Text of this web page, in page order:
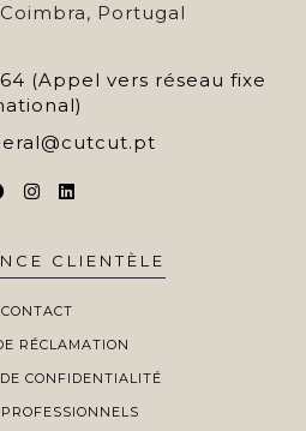
Portugal
(Appel vers réseau fixe
CLIENTÈLE
CONTACT
RÉCLAMATION
CONFIDENTIALITÉ